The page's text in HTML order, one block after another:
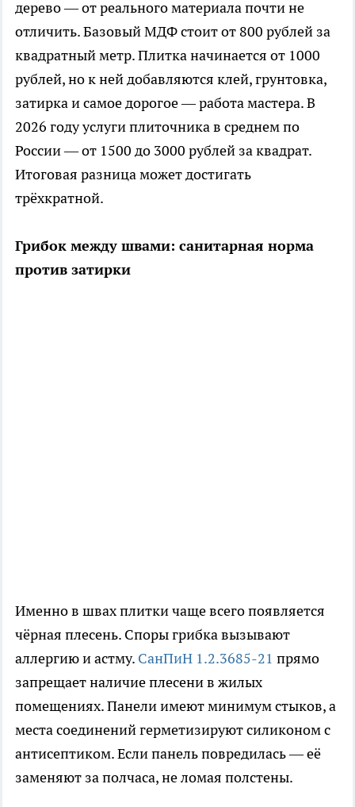
дерево — от реального материала почти не
отличить. Базовый МДФ стоит от 800 рублей за
квадратный метр. Плитка начинается от 1000
рублей, но к ней добавляются клей, грунтовка,
затирка и самое дорогое — работа мастера. В
2026 году услуги плиточника в среднем по
России — от 1500 до 3000 рублей за квадрат.
Итоговая разница может достигать
трёхкратной.
Грибок между швами: санитарная норма
против затирки
Именно в швах плитки чаще всего появляется
чёрная плесень. Споры грибка вызывают
аллергию и астму. СанПиН 1.2.3685-21 прямо
запрещает наличие плесени в жилых
помещениях. Панели имеют минимум стыков, а
места соединений герметизируют силиконом с
антисептиком. Если панель повредилась — её
заменяют за полчаса, не ломая полстены.